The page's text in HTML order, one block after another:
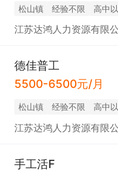
松山镇 经验不限 高中
江苏达鸿人力资源有限
德佳普工
5500-6500元/月
松山镇 经验不限 高中
江苏达鸿人力资源有限
手工活F